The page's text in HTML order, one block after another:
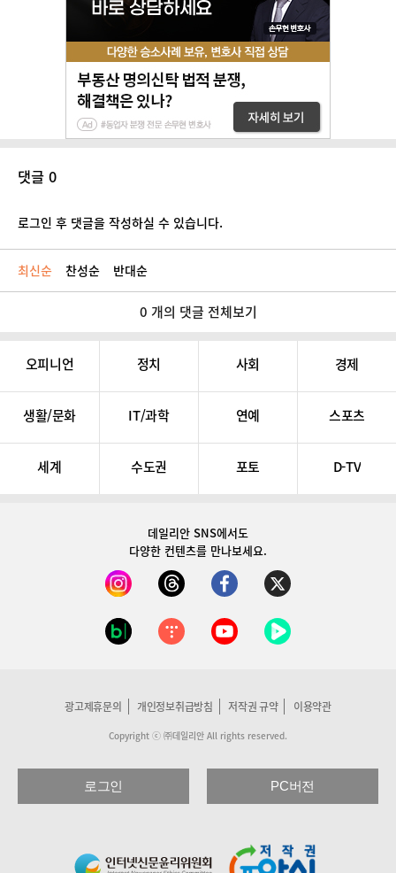
댓글 0
로그인 후 댓글을 작성하실 수 있습니다.
최신순 찬성순 반대순
0 개의 댓글 전체보기
오피니언 정치 사회 경제
생활/문화 IT/과학 연예 스포츠
세계 수도권 포토 D-TV
데일리안 SNS에서도
다양한 컨텐츠를 만나보세요.
광고제휴문의 개인정보취급방침 저작권 규약 이용약관
Copyright ⓒ ㈜데일리안 All rights reserved.
로그인 PC버전